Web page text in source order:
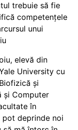
trebuie să fie
competențele
unui
elevă din
University cu
și
și Computer
în
deprinde noi